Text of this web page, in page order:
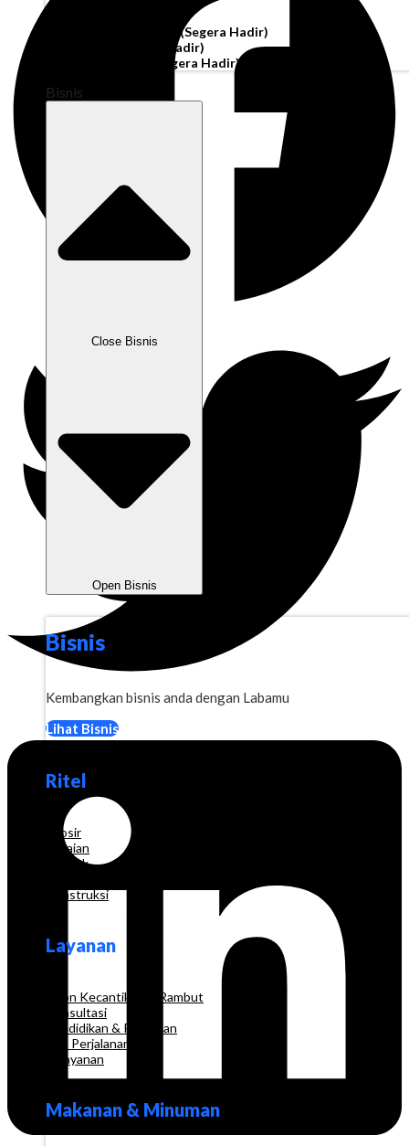
(Segera Hadir)
(Segera Hadir)
(Segera Hadir)
Bisnis
Close Bisnis
Open Bisnis
Bisnis
Kembangkan bisnis anda dengan Labamu
Lihat Bisnis
Ritel
Grosir
Pakaian
Apotek
Konstruksi
Layanan
Salon Kecantikan & Rambut
Konsultasi
Pendidikan & Pelatihan
Biro Perjalanan
Pelayanan
Makanan & Minuman